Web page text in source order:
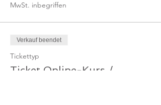
MwSt. inbegriffen
Verkauf beendet
Tickettyp
Ticket Online-Kurs /